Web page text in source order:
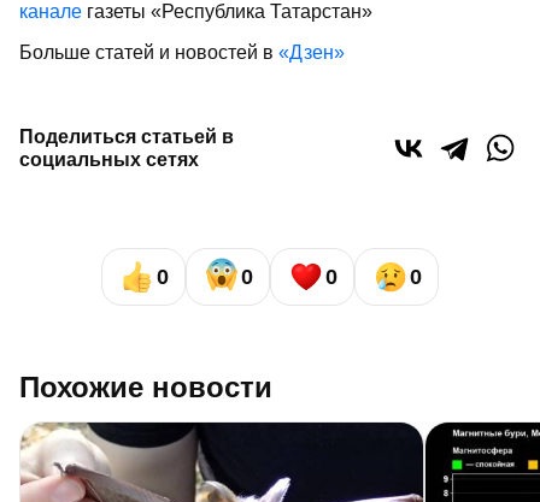
канале газеты «Республика Татарстан»
Больше статей и новостей в «Дзен»
Поделиться статьей в
социальных сетях
0 0 0 0
Похожие новости